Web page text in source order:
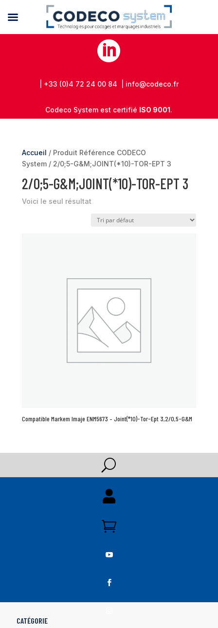

| +33 (0)4 72 24 00 84 | info@codeco.fr
Codeco System est certifié ISO 9001.
Accueil / Produit Référence CODECO
System / 2/0;5-G&M;JOINT(*10)-TOR-EPT 3
2/0;5-G&M;JOINT(*10)-TOR-EPT 3
Voici le seul résultat
Compatible Markem Imaje ENM5673 – Joint(*10)-Tor-Ept 3,2/0,5-G&M
U




CATÉGORIE